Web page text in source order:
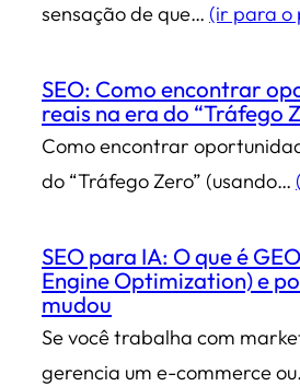
sensação de que… (ir para o
SEO: Como encontrar
reais na era do “Tráfego
Como encontrar
do “Tráfego Zero” (usando…
SEO para IA: O que é
Engine Optimization) e
mudou
Se você trabalha com
gerencia um e-commerce